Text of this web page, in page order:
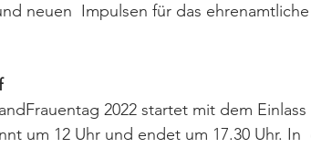
neuen  Impulsen für das
2022 startet mit dem Einlass
um 12 Uhr und endet um 17.30 Uhr. In